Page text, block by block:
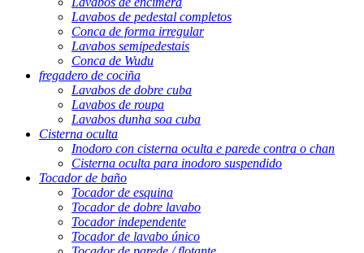
Lavabos de pedestal completos
Conca de forma irregular
Lavabos semipedestais
Conca de Wudu
fregadero de cociña
Lavabos de dobre cuba
Lavabos de roupa
Lavabos dunha soa cuba
Cisterna oculta
Inodoro con cisterna oculta e parede contra o chan
Cisterna oculta para inodoro suspendido
Tocador de baño
Tocador de esquina
Tocador de dobre lavabo
Tocador independente
Tocador de lavabo único